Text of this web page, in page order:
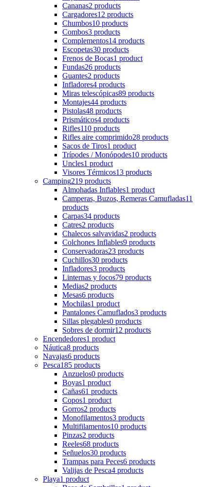
Cananas2 products
Cargadores12 products
Chumbos10 products
Combos3 products
Complementos14 products
Escopetas30 products
Frenos de Bocas1 product
Fundas26 products
Guantes2 products
Infladores4 products
Miras telescópicas89 products
Montajes44 products
Pistolas48 products
Prismáticos4 products
Rifles110 products
Rifles aire comprimido28 products
Sacos de Tiros1 product
Trípodes / Monópodes10 products
Uncles1 product
Visores Térmicos13 products
Camping219 products
Almohadas Inflables1 product
Camperas, Buzos, Remeras Camufladas11
products
Carpas34 products
Catres2 products
Chalecos salvavidas2 products
Colchones Inflables9 products
Conservadoras23 products
Cuchillos30 products
Infladores3 products
Linternas y focos79 products
Medias2 products
Mesas6 products
Mochilas1 product
Pantalones Camuflados3 products
Sillas plegables0 products
Sobres de dormir12 products
Encendedores1 product
Náutica8 products
Navajas6 products
Pesca185 products
Anzuelos0 products
Boyas1 product
Cañas61 products
Copos1 product
Gorros2 products
Monofilamentos3 products
Multifilamentos10 products
Pinzas2 products
Reeles68 products
Señuelos30 products
Trampas para Peces6 products
Valijas de Pesca4 products
Playa1 product